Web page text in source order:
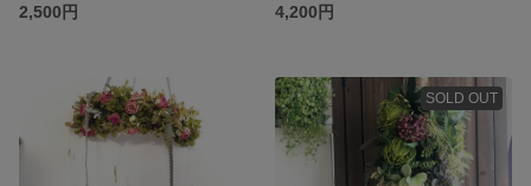
2,500円
4,200円
SOLD OUT